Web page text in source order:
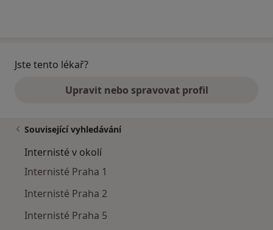
Jste tento lékař?
Upravit nebo spravovat profil
Související vyhledávání
Internisté v okolí
Internisté Praha 1
Internisté Praha 2
Internisté Praha 5